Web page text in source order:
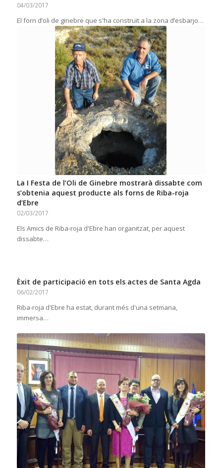
04/03/2017
El forn d’oli de ginebre que s'ha construït a la zona d’esbarjo…
La I Festa de l’Oli de Ginebre mostrarà dissabte com
s’obtenia aquest producte als forns de Riba-roja
d’Ebre
02/03/2017
Els Amics de Riba-roja d'Ebre han organitzat, per aquest
dissabte…
Èxit de participació en tots els actes de Santa Agda
06/02/2017
Riba-roja d'Ebre ha estat, durant més d'una setmana,
immersa…